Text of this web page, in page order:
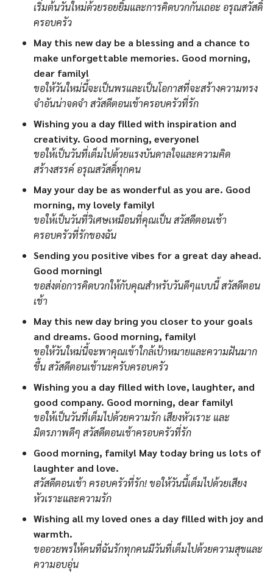
เริ่มต้นวันใหม่ด้วยรอยยิ้มและการคิดบวกกันเถอะ อรุณสวัสดิ์
ครอบครัว
May this new day be a blessing and a chance to
make unforgettable memories. Good morning,
dear family!
ขอให้วันใหม่นี้จะเป็นพรและเป็นโอกาสที่จะสร้างความทรง
จำอันน่าจดจำ สวัสดีตอนเช้าครอบครัวที่รัก
Wishing you a day filled with inspiration and
creativity. Good morning, everyone!
ขอให้เป็นวันที่เต็มไปด้วยแรงบันดาลใจและความคิด
สร้างสรรค์ อรุณสวัสดิ์ทุกคน
May your day be as wonderful as you are. Good
morning, my lovely family!
ขอให้เป็นวันที่วิเศษเหมือนที่คุณเป็น สวัสดีตอนเช้า
ครอบครัวที่รักของฉัน
Sending you positive vibes for a great day ahead.
Good morning!
ขอส่งต่อการคิดบวกให้กับคุณสำหรับวันดีๆแบบนี้ สวัสดีตอน
เช้า
May this new day bring you closer to your goals
and dreams. Good morning, family!
ขอให้วันใหม่นี้จะพาคุณเข้าใกล้เป้าหมายและความฝันมาก
ขึ้น สวัสดีตอนเช้านะครับครอบครัว
Wishing you a day filled with love, laughter, and
good company. Good morning, dear family!
ขอให้เป็นวันที่เต็มไปด้วยความรัก เสียงหัวเราะ และ
มิตรภาพดีๆ สวัสดีตอนเช้าครอบครัวที่รัก
Good morning, family! May today bring us lots of
laughter and love.
สวัสดีตอนเช้า ครอบครัวที่รัก! ขอให้วันนี้เต็มไปด้วยเสียง
หัวเราะและความรัก
Wishing all my loved ones a day filled with joy and
warmth.
ขออวยพรให้คนที่ฉันรักทุกคนมีวันที่เต็มไปด้วยความสุขและ
ความอบอุ่น